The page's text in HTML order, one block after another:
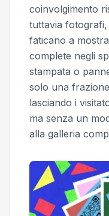
coinvolgimento
tuttavia fotografi,
faticano a
complete negli
stampata o
solo una
lasciando i
ma senza un
alla galleria